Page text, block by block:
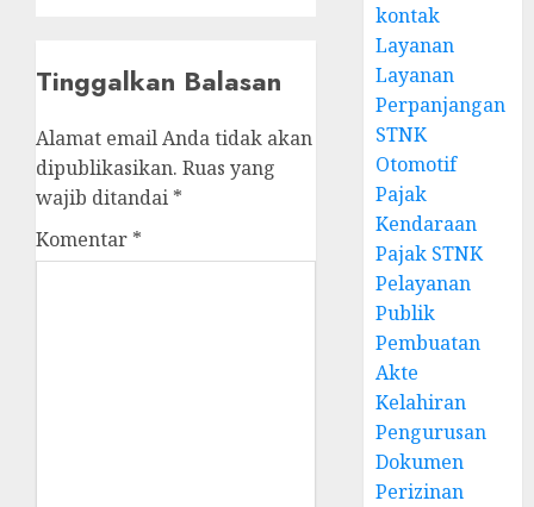
Tinggalkan Balasan
Alamat email Anda tidak akan
dipublikasikan. Ruas yang
wajib ditandai *
Komentar *
kontak
Layanan
Layanan
Perpanjangan
STNK
Otomotif
Pajak
Kendaraan
Pajak STNK
Pelayanan
Publik
Pembuatan
Akte
Kelahiran
Pengurusan
Dokumen
Perizinan